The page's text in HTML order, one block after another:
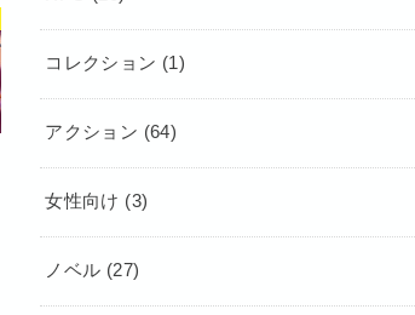
コレクション (1)
アクション (64)
女性向け (3)
ノベル (27)